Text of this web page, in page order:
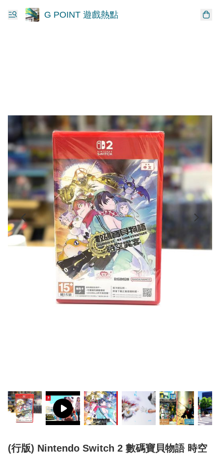
G POINT 遊戲熱點
(行版) Nintendo Switch 2 數碼寶貝物語 時空